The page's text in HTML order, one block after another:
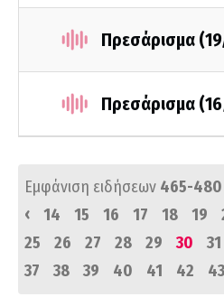
Πρεσάρισμα
Πρεσάρισμα
Εμφάνιση ειδήσεων 465-480
‹
14 15 16 17 18 19
25
26 27 28 29 30 31
37
38 39 40 41 42 43